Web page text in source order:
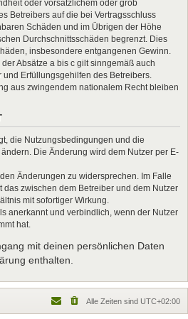
oder vorsätzlichem oder grob
Betreibers auf die bei Vertragsschluss
Schäden und im Übrigen der Höhe
Durchschnittsschäden begrenzt. Dies
insbesondere entgangenen Gewinn.
Absätze a bis c gilt sinngemäß auch
Erfüllungsgehilfen des Betreibers.
aus zwingendem nationalem Recht bleiben
die Nutzungsbedingungen und die
Die Änderung wird dem Nutzer per E-
Änderungen zu widersprechen. Im Falle
das zwischen dem Betreiber und dem Nutzer
mit sofortiger Wirkung.
anerkannt und verbindlich, wenn der Nutzer
hat.
mit deinen persönlichen Daten
enthalten.
Alle Zeiten sind UTC+02:00